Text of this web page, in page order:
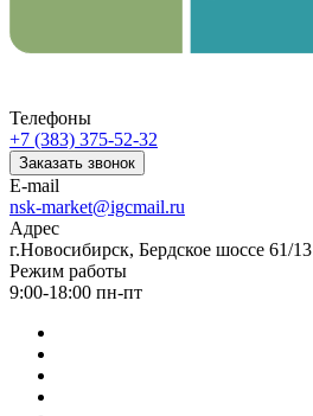
Телефоны
+7 (383) 375-52-32
Заказать звонок
E-mail
nsk-market@igcmail.ru
Адрес
г.Новосибирск, Бердское шоссе 61/13
Режим работы
9:00-18:00 пн-пт